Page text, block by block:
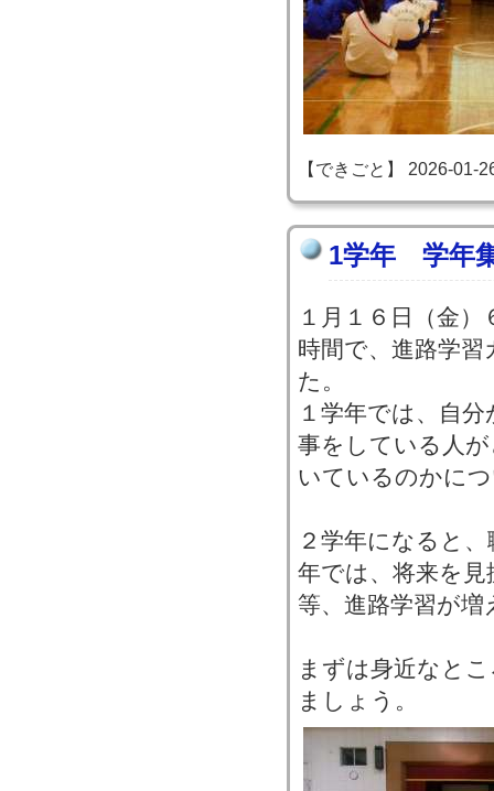
【できごと】 2026-01-
1学年 学年
１月１６日（金
時間で、進路学
た。
１学年では、自
事をしている人
いているのかに
２学年になると
年では、将来を
等、進路学習が
まずは身近なと
ましょう。